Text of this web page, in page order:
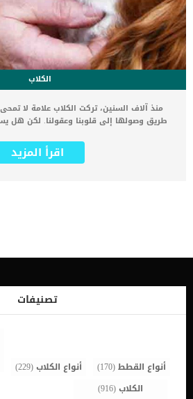
الكلاب
منذ آلاف السنين، تركت الكلاب علامة لا
طريق وصولها إلى قلوبنا وعقولنا. لكن هل
أنهم يريدون أن يريحونا عندما نكون حزينين،
ويلعبون معنا عندما نكون سعداء. ويقضون
هادفة. لقد اكتُشفت عظام كلاب (دون
جنبًا إلى جنب كان منتشرًا في جميع أنحاء
الاستئناس كان مفيدا للكلاب والبشرية.
حيوانات تعيش في قطيع، في نظام هرمي
اقرأ المزيد
تصنيفات
أنواع القطط(170) أنواع الكلاب(229)
الكلاب(916)